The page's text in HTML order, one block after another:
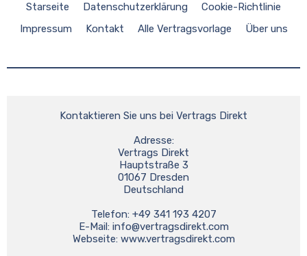
Starseite Datenschutzerklärung
Cookie-Richtlinie
Impressum
Kontakt Alle Vertragsvorlage Über uns
Kontaktieren Sie uns bei Vertrags Direkt
Adresse:
Vertrags Direkt
Hauptstraße 3
01067 Dresden
Deutschland
Telefon: +49 341 193 4207
E-Mail: info@vertragsdirekt.com
Webseite: www.vertragsdirekt.com